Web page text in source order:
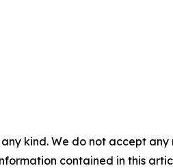
kind. We do not accept
contained in this